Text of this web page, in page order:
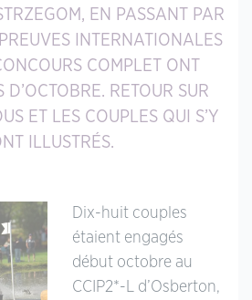
EN PASSANT PAR
INTERNATIONALES
COMPLET ONT
RETOUR SUR
ET LES COUPLES QUI S’Y
ILLUSTRÉS.
Dix-huit couples
étaient engagés
début octobre au
CCIP2*-L d’Osberton,